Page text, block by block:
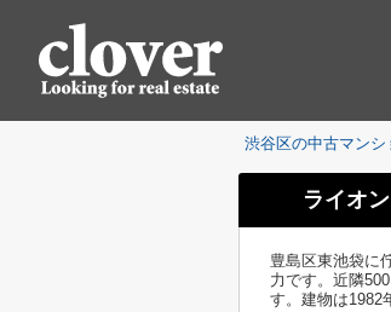
渋谷区の中古マン
ライオ
豊島区東池袋に
力です。近隣
す。建物は1982